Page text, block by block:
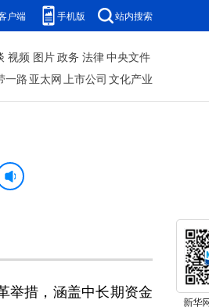
户端 手机版 站内搜索
视频 图片政务 法律中央文件
一路 亚太网上市公司 文化产业
措，涵盖中长期资金